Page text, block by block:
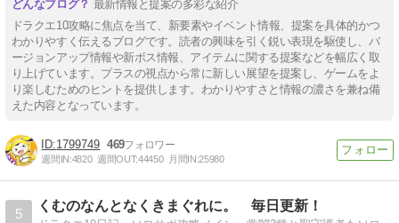
最新情報と提案の多彩な紹介
ドラクエ10攻略に焦点を当て、新要素やイベント情報、提案を具体的かつ
わかりやすく伝えるブログです。読者の興味を引く鋭い表現を駆使し、バ
ージョンアップ情報や新ボス情報、アイテムに関する提案などを幅広く取
り上げています。プラスの視点から常に新しい展望を提案し、ゲームをよ
り楽しむためのヒントを提供します。わかりやすさと情報の濃さを兼ね備
えた内容となっています。
1799749 469
週間IN:4820 週間OUT:44450 月間IN:25980
5
くむのなんとなくきまぐれに。 毎日更新！